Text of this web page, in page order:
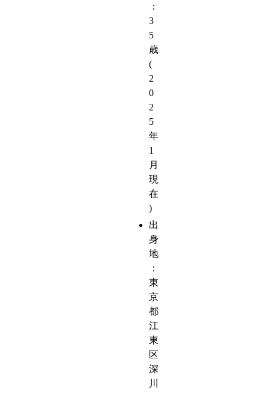
：
3
5
歳
(
2
0
2
5
年
1
月
現
在
)
出
身
地
：
東
京
都
江
東
区
深
川